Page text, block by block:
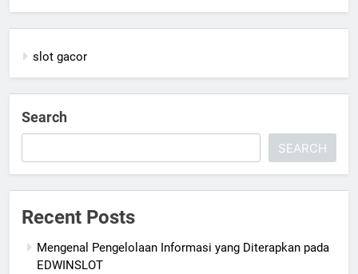
slot gacor
Search
SEARCH
Recent Posts
Mengenal Pengelolaan Informasi yang Diterapkan pada
EDWINSLOT